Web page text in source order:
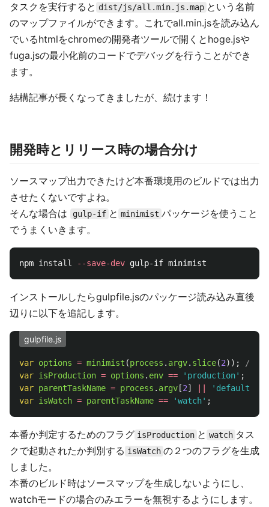
タスクを実行すると dist/js/all.min.js.map という名前
のマップファイルができます。これでall.min.jsを読み込ん
でいるhtmlをchromeの開発者ツールで開くとhoge.jsや
fuga.jsの最小化前のコードでデバッグを行うことができ
ます。
結構記事が長くなってきましたが、続けます！
開発時とリリース時の場合分け
ソースマップ出力できたけど本番環境用のビルドでは出力
させたくないですよね。
そんな場合は
gulp-if と minimist パッケージを使うこと
でうまくいきます。
npm install --save-dev
インストールしたらgulpfile.jsのパッケージ読み込み直後
辺りに以下を追記します。
gulpfile.js
var options = minimist (process . argv. slice(2));
// コ
var isProduction = options . env == ' production' ;
var parentTaskName = process . argv [2] ' default
var isWatch = parentTaskName == 'watch' ;
本番か判定するためのフラグ isProduction と watch タス
クで起動されたか判別する isWatch の２つのフラグを生成
しました。
本番のビルド時はソースマップを生成しないようにし、
watchモードの場合のみエラーを無視するようにします。